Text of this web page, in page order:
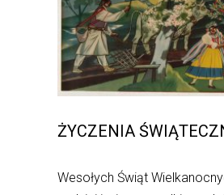
ŻYCZENIA
Wesołych Świąt